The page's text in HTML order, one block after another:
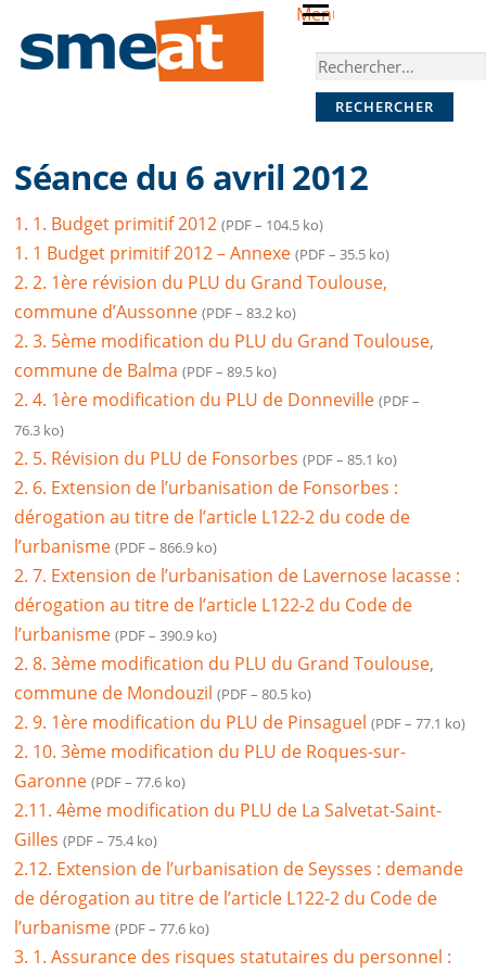
content
Menu
Séance du 6 avril 2012
1. 1. Budget primitif 2012 (PDF – 104.5 ko)
1. 1 Budget primitif 2012 – Annexe (PDF – 35.5 ko)
2. 2. 1ère révision du PLU du Grand Toulouse,
commune d’Aussonne (PDF – 83.2 ko)
2. 3. 5ème modification du PLU du Grand Toulouse,
commune de Balma (PDF – 89.5 ko)
2. 4. 1ère modification du PLU de Donneville (PDF –
76.3 ko)
2. 5. Révision du PLU de Fonsorbes (PDF – 85.1 ko)
2. 6. Extension de l’urbanisation de Fonsorbes :
dérogation au titre de l’article L122-2 du code de
l’urbanisme (PDF – 866.9 ko)
2. 7. Extension de l’urbanisation de Lavernose lacasse :
dérogation au titre de l’article L122-2 du Code de
l’urbanisme(PDF – 390.9 ko)
2. 8. 3ème modification du PLU du Grand Toulouse,
commune de Mondouzil (PDF – 80.5 ko)
2. 9. 1ère modification du PLU de Pinsaguel (PDF – 77.1 ko)
2. 10. 3ème modification du PLU de Roques-sur-
Garonne (PDF – 77.6 ko)
2.11. 4ème modification du PLU de La Salvetat-Saint-
Gilles (PDF – 75.4 ko)
2.12. Extension de l’urbanisation de Seysses : demande
de dérogation au titre de l’article L122-2 du Code de
l’urbanisme(PDF – 77.6 ko)
3. 1. Assurance des risques statutaires du personnel :
Rechercher :